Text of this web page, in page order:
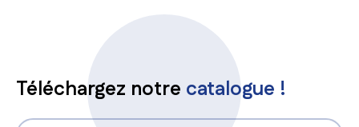
Téléchargez notre catalogue !